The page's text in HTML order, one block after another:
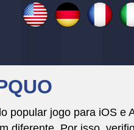
popular jogo para iOS e